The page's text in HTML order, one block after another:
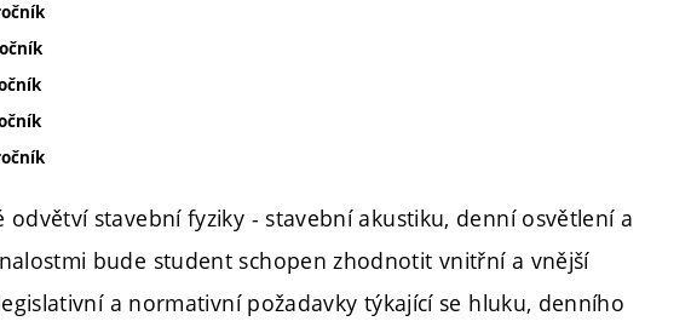
stavební fyziky - stavební akustiku, denní osvětlení a
bude student schopen zhodnotit vnitřní a vnější
a normativní požadavky týkající se hluku, denního